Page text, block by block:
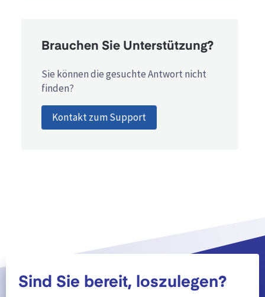
Brauchen Sie Unterstützung?
Sie können die gesuchte Antwort nicht
finden?
Kontakt zum Support
Sind Sie bereit, loszulegen?